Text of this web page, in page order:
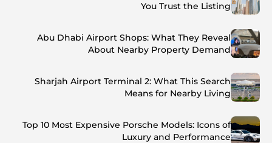
You Trust the Listing
Abu Dhabi Airport Shops: What They Reveal
About Nearby Property Demand
Sharjah Airport Terminal 2: What This Search
Means for Nearby Living
Top 10 Most Expensive Porsche Models: Icons of
Luxury and Performance